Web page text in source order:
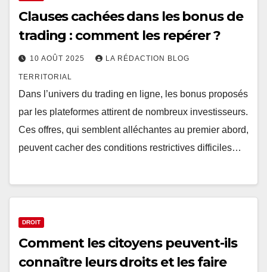
Clauses cachées dans les bonus de
trading : comment les repérer ?
10 AOÛT 2025 LA RÉDACTION BLOG
TERRITORIAL
Dans l’univers du trading en ligne, les bonus proposés
par les plateformes attirent de nombreux investisseurs.
Ces offres, qui semblent alléchantes au premier abord,
peuvent cacher des conditions restrictives difficiles…
DROIT
Comment les citoyens peuvent-ils
connaître leurs droits et les faire